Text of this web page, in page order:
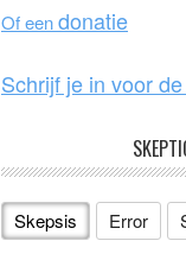
k
Of eendonatie
Schrijf je in voor
Skepsis Error